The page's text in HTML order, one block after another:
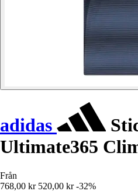
adidas
Ultimate365
Från
768,00 kr 520,00 kr -32%